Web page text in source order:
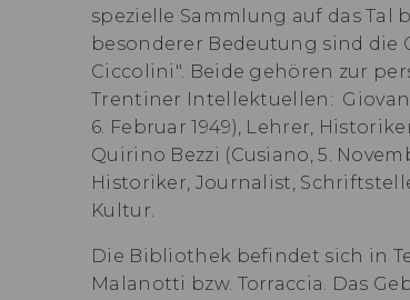
spezielle Sammlung auf das Tal
besonderer Bedeutung sind die
Ciccolini" . Beide gehören zur
Trentiner Intellektuellen:
6. Februar 1949), Lehrer,
Quirino Bezzi (Cusiano, 5.
Historiker, Journalist,
Kultur.
Die Bibliothek befindet sich in
Malanotti bzw. Torraccia. Das